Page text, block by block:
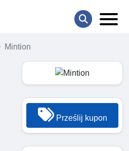
Mintion
Prześlij kupon